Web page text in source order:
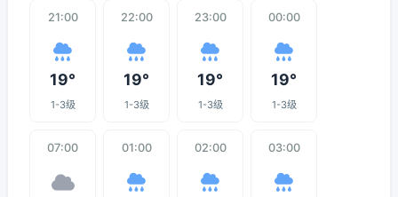
21:00
19°
1-3级
22:00
19°
1-3级
23:00
19°
1-3级
00:00
19°
1-3级
07:00 01:00 02:00 03:00